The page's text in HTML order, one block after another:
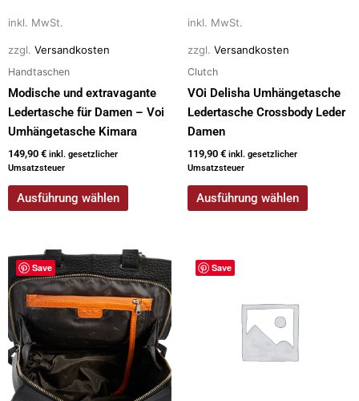
inkl. MwSt.
zzgl. Versandkosten
Handtaschen
Modische und extravagante
Ledertasche für Damen – Voi
Umhängetasche Kimara
149,90 € inkl. gesetzlicher
Umsatzsteuer
Ausführung wählen
Produktseite
gewählt
werden
inkl. MwSt.
zzgl. Versandkosten
Clutch
VOi Delisha Umhängetasche
Ledertasche Crossbody Leder
Damen
119,90 € inkl. gesetzlicher
Umsatzsteuer
Ausführung wählen
Produktseite
gewählt
werden
Save
Dieses
Produkt
weist
mehrere
Varianten
auf.
Die
Optionen
Save